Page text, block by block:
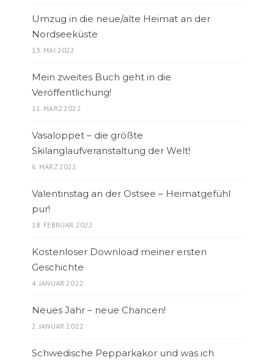
Umzug in die neue/alte Heimat an der
Nordseeküste
13. MAI 2022
Mein zweites Buch geht in die
Veröffentlichung!
11. MÄRZ 2022
Vasaloppet – die größte
Skilanglaufveranstaltung der Welt!
6. MÄRZ 2022
Valentinstag an der Ostsee – Heimatgefühl
pur!
18. FEBRUAR 2022
Kostenloser Download meiner ersten
Geschichte
4. JANUAR 2022
Neues Jahr – neue Chancen!
2. JANUAR 2022
Schwedische Pepparkakor und was ich